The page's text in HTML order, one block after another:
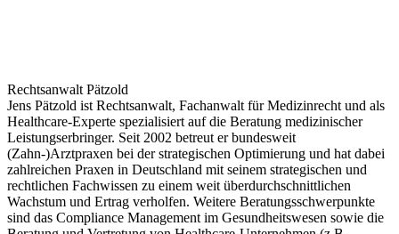
Rechtsanwalt Pätzold
Jens Pätzold ist Rechtsanwalt, Fachanwalt für Medizinrecht und als
Healthcare-Experte spezialisiert auf die Beratung medizinischer
Leistungserbringer. Seit 2002 betreut er bundesweit
(Zahn-)Arztpraxen bei der strategischen Optimierung und hat dabei
zahlreichen Praxen in Deutschland mit seinem strategischen und
rechtlichen Fachwissen zu einem weit überdurchschnittlichen
Wachstum und Ertrag verholfen. Weitere Beratungsschwerpunkte
sind das Compliance Management im Gesundheitswesen sowie die